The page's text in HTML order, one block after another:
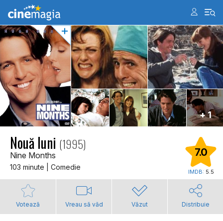
+ 1
Nouă luni (1995)
Nine Months
103 minute | Comedie
7.0
IMDB: 5.5
Votează Vreau să văd Văzut Distribuie